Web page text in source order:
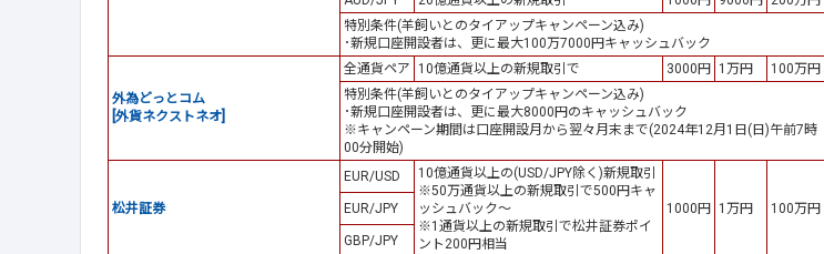
特別条件(羊飼いとのタイアップキャンペーン込み)
･新規口座開設者は、更に最大100万7000円キャッシュバック
外為どっとコム
[外貨ネクストネオ]
全通貨ペア 10億通貨以上の新規取引で 3000円 1万円
100万円
特別条件(羊飼いとのタイアップキャンペーン込み)
･新規口座開設者は、更に最大8000円のキャッシュバック
※キャンペーン期間は口座開設月から翌々月末まで(2024年12月1日(日)午前7時
00分開始)
松井証券
EUR/USD
10億通貨以上の(USD/JPY除く)新規取引
※50万通貨以上の新規取引で500円キャ
ッシュバック～
※1通貨以上の新規取引で松井証券ポイ
ント200円相当
1000円 1万円 100万円
EUR/JPY
GBP/JPY